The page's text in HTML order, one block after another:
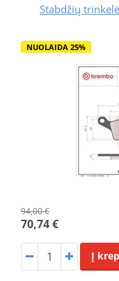
Stabdžių
NUOLAIDA 25%
94,00 €
70,74 €
Į